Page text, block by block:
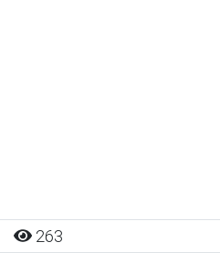
263